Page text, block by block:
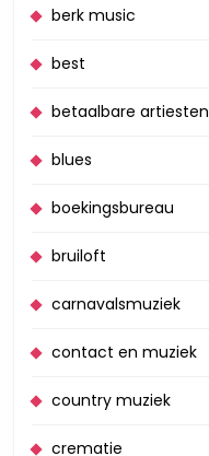
berk music
best
betaalbare artiesten
blues
boekingsbureau
bruiloft
carnavalsmuziek
contact en muziek
country muziek
crematie